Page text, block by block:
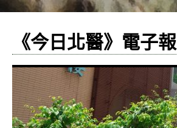
《今日北醫》電子報